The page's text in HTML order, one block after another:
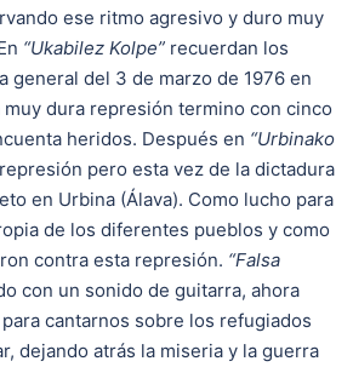
ese ritmo agresivo y duro muy
“Ukabilez Kolpe” recuerdan los
general del 3 de marzo de 1976 en
dura represión termino con cinco
heridos. Después en “Urbinako
pero esta vez de la dictadura
en Urbina (Álava). Como lucho para
de los diferentes pueblos y como
contra esta represión. “Falsa
con un sonido de guitarra, ahora
cantarnos sobre los refugiados
dejando atrás la miseria y la guerra